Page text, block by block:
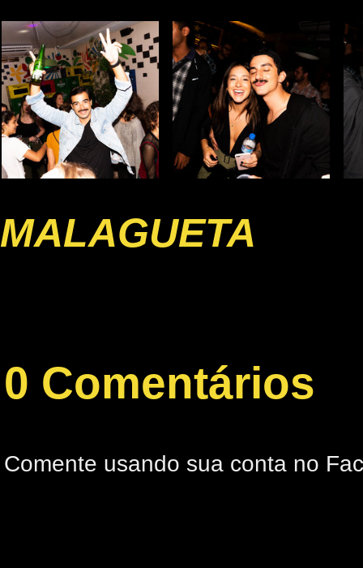
MALAGUETA
0 Comentários
Comente usando sua conta no